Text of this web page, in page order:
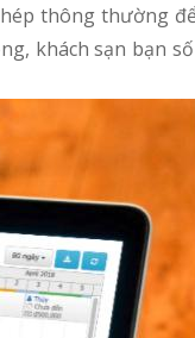
thông thường
khách sạn bạn